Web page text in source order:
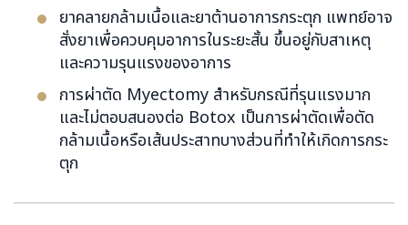
ยาคลายกล้ามเนื้อและยาต้านอาการกระตุก แพทย์อาจ
สั่งยาเพื่อควบคุมอาการในระยะสั้น ขึ้นอยู่กับสาเหตุ
และความรุนแรงของอาการ
การผ่าตัด Myectomy สำหรับกรณีที่รุนแรงมาก
และไม่ตอบสนองต่อ Botox เป็นการผ่าตัดเพื่อตัด
กล้ามเนื้อหรือเส้นประสาทบางส่วนที่ทำให้เกิดการกระ
ตุก